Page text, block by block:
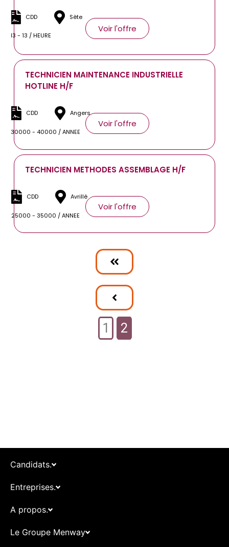
CDD Sète
13 - 13 / HEURE
Voir l'offre
TECHNICIEN MAINTENANCE INDUSTRIELLE
HOTLINE H/F
CDD Angers
30000 - 40000 / ANNEE
Voir l'offre
TECHNICIEN METHODES ASSEMBLAGE H/F
CDD Avrillé
25000 - 35000 / ANNEE
Voir l'offre
1 2
Candidats.
Entreprises.
A propos.
Le Groupe Menway